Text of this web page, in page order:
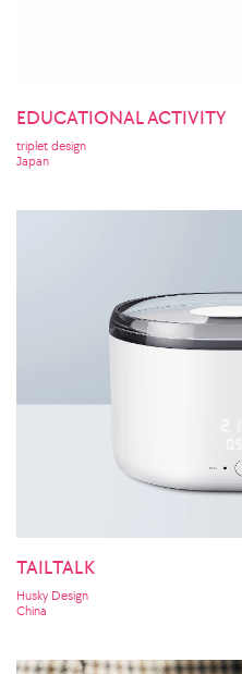
EDUCATIONAL ACTIVITY
triplet design
Japan
TAILTALK
Husky Design
China